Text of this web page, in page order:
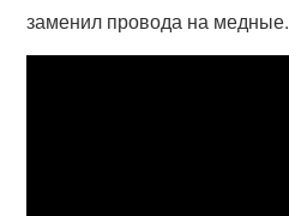
заменил провода на медные.